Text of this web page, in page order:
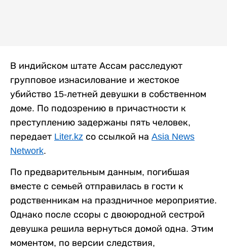
В индийском штате Ассам расследуют
групповое изнасилование и жестокое
убийство 15-летней девушки в собственном
доме. По подозрению в причастности к
преступлению задержаны пять человек,
передает Liter.kz со ссылкой на Asia News
Network.
По предварительным данным, погибшая
вместе с семьей отправилась в гости к
родственникам на праздничное мероприятие.
Однако после ссоры с двоюродной сестрой
девушка решила вернуться домой одна. Этим
моментом, по версии следствия,